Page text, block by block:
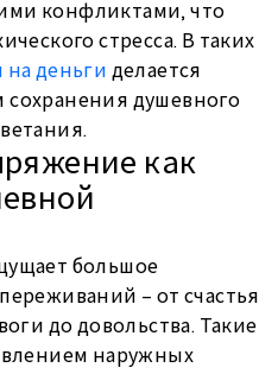
конфликтами, что
стресса. В таких
на деньги делается
душевного
как
большое
– от счастья
до довольства. Такие
наружных